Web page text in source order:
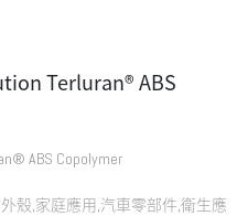
Terluran® ABS
ABS Copolymer
殼,家庭應用,汽車零部件,衛生應